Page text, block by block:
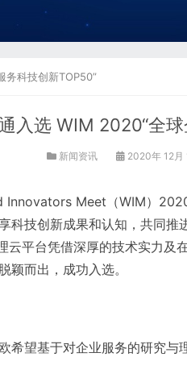
务科技创新TOP50”
入选 WIM 2020“全
新闻资讯 2020年 12月
Meet（WIM）
科技创新成果和认知，共同推
云平台凭借深厚的技术实力
颖而出，成功入选。
希望基于对企业服务的研究